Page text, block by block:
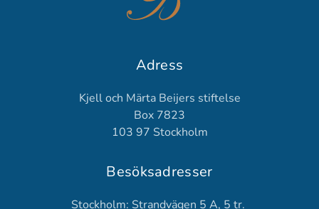
Adress
Kjell och Märta Beijers stiftelse
Box 7823
103 97 Stockholm
Besöksadresser
Stockholm: Strandvägen 5 A, 5 tr.